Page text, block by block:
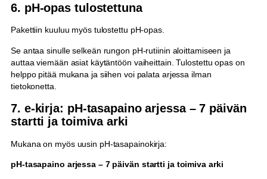
6. pH-opas tulostettuna
Pakettiin kuuluu myös tulostettu pH-opas.
Se antaa sinulle selkeän rungon pH-rutiinin aloittamiseen ja
auttaa viemään asiat käytäntöön vaiheittain. Tulostettu opas on
helppo pitää mukana ja siihen voi palata arjessa ilman
tietokonetta.
7. e-kirja: pH-tasapaino arjessa – 7 päivän
startti ja toimiva arki
Mukana on myös uusin pH-tasapainokirja:
pH-tasapaino arjessa – 7 päivän startti ja toimiva arki